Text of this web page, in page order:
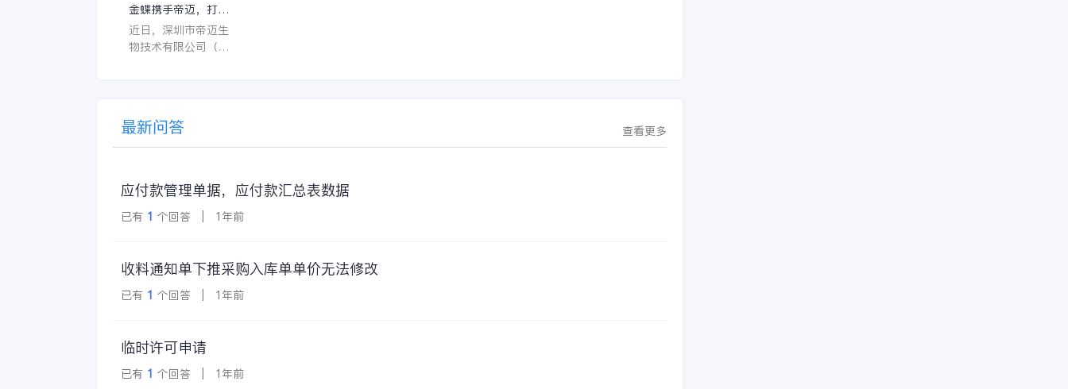
这个1000元这个数字
的时候，你是不是也
金蝶携手帝迈，打造
医疗器械行业信创数
字化标杆
近日，深圳市帝迈生
物技术有限公司（以
国）有限公司（以下
简称
最新问答 查看更多
应付款管理单据，应付款汇总表数据
已有 1 个回答 | 1年前
收料通知单下推采购入库单单价无法修改
已有 1 个回答 | 1年前
临时许可申请
已有 1 个回答 | 1年前